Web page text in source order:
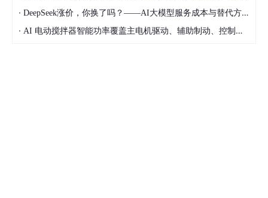
· DeepSeek涨价，你换了吗？——AI大模型服务成本与替代方案深度分析
· AI 电动搅拌器智能功率覆盖主电机驱动、辅助制动、控制供电的完整选型方案